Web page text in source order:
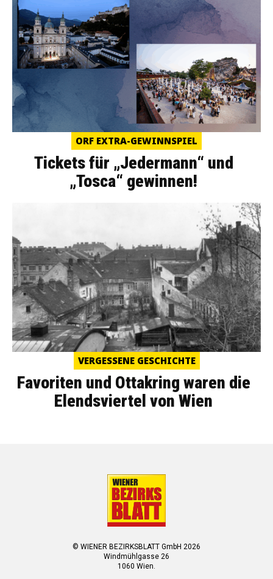
ORF EXTRA-GEWINNSPIEL
Tickets für „Jedermann“ und
„Tosca“ gewinnen!
VERGESSENE GESCHICHTE
Favoriten und Ottakring waren die
Elendsviertel von Wien
© WIENER BEZIRKSBLATT GmbH 2026
Windmühlgasse 26
1060 Wien.